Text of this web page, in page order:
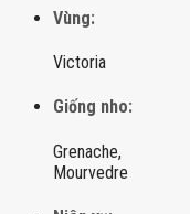
Vùng:
Victoria
Giống nho:
Grenache,
Mourvedre